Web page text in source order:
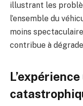
illustrant les
l’ensemble du
moins
contribue à